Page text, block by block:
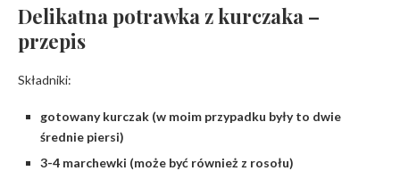
Delikatna potrawka z kurczaka –
przepis
Składniki:
gotowany kurczak (w moim przypadku były to dwie
średnie piersi)
3-4 marchewki (może być również z rosołu)